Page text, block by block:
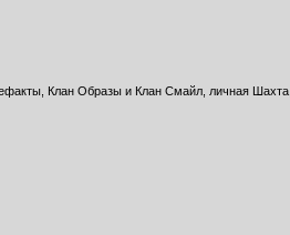
Клан Образы и Клан Смайл, личная Шахта,